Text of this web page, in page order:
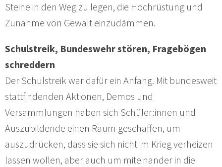
Steine in den Weg zu legen, die Hochrüstung und
Zunahme von Gewalt einzudämmen.
Schulstreik, Bundeswehr stören, Fragebögen
schreddern
Der Schulstreik war dafür ein Anfang. Mit bundesweit
stattfindenden Aktionen, Demos und
Versammlungen haben sich Schüler:innen und
Auszubildende einen Raum geschaffen, um
auszudrücken, dass sie sich nicht im Krieg verheizen
lassen wollen, aber auch um miteinander in die